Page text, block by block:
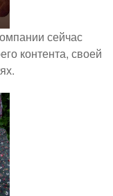
сейчас
контента, своей